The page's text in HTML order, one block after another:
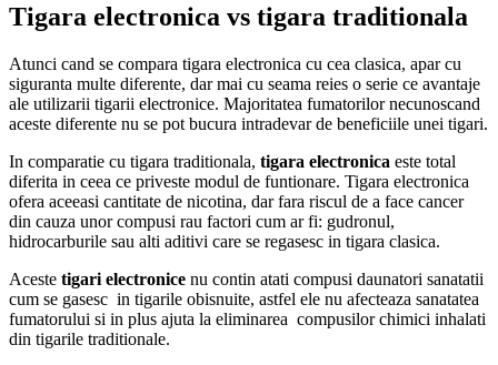
Tigara electronica vs tigara traditionala
Atunci cand se compara tigara electronica cu cea clasica, apar cu
siguranta multe diferente, dar mai cu seama reies o serie ce avantaje
ale utilizarii tigarii electronice. Majoritatea fumatorilor necunoscand
aceste diferente nu se pot bucura intradevar de beneficiile unei tigari.
In comparatie cu tigara traditionala, tigara electronica este total
diferita in ceea ce priveste modul de funtionare. Tigara electronica
ofera aceeasi cantitate de nicotina, dar fara riscul de a face cancer
din cauza unor compusi rau factori cum ar fi: gudronul,
hidrocarburile sau alti aditivi care se regasesc in tigara clasica.
Aceste tigari electronice nu contin atati compusi daunatori sanatatii
cum se gasesc in tigarile obisnuite, astfel ele nu afecteaza sanatatea
fumatorului si in plus ajuta la eliminarea compusilor chimici inhalati
din tigarile traditionale.